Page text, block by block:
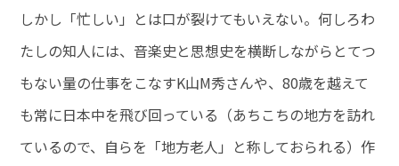
しかし「忙しい」とは口が裂けてもいえない。何しろわ
たしの知人には、音楽史と思想史を横断しながらとてつ
もない量の仕事をこなすK山M秀さんや、80歳を越えて
も常に日本中を飛び回っている（あちこちの地方を訪れ
ているので、自らを「地方老人」と称しておられる）作